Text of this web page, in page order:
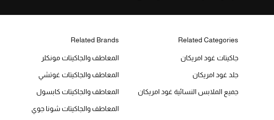
Related Categories
جاكيتات غود امريكان
جلد غود امريكان
جميع الملابس النسائية غود امريكان
Related Brands
المعاطف والجاكيتات مونكلر
المعاطف والجاكيتات غوتشي
المعاطف والجاكيتات كابسول
المعاطف والجاكيتات شونا جوي